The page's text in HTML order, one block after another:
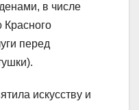
в числе
Красного
перед
искусству и